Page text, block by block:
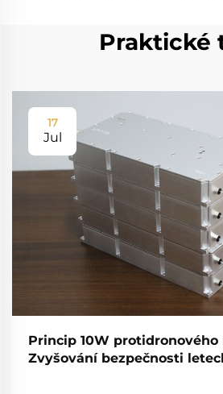
Praktické
17
Jul
Princip 10W protidronového
Zvyšování bezpečnosti